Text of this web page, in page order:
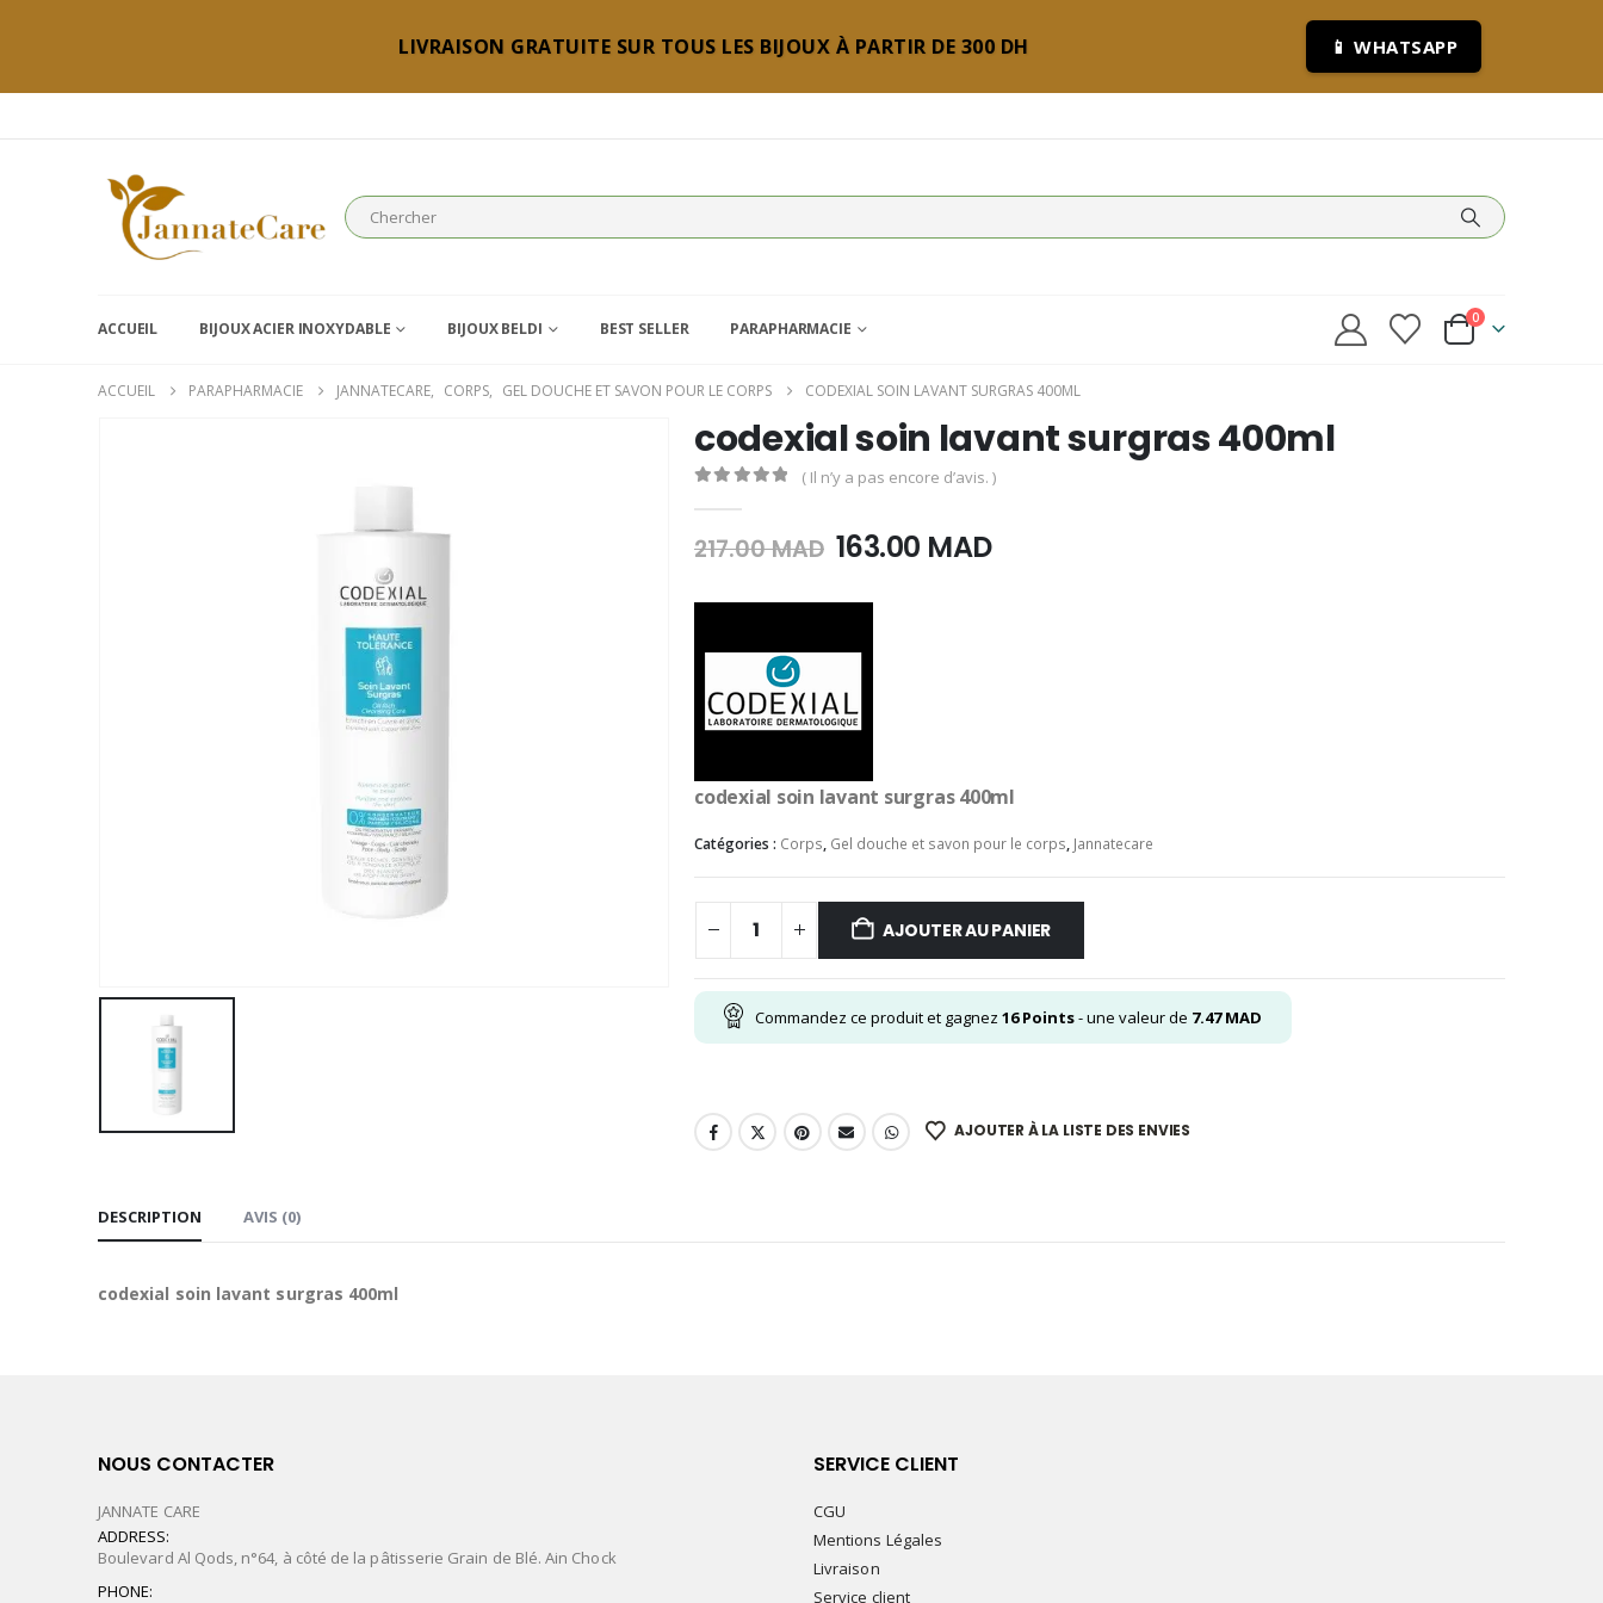
LIVRAISON GRATUITE SUR TOUS LES BIJOUX À PARTIR DE 300 DH 📱 WHATSAPP
ACCUEIL BIJOUX ACIER INOXYDABLE BIJOUX BELDI BEST SELLER PARAPHARMACIE
0
ACCUEIL PARAPHARMACIE JANNATECARE, CORPS, GEL DOUCHE ET SAVON POUR LE CORPS CODEXIAL SOIN LAVANT SURGRAS 400ML
codexial soin lavant surgras 400ml
( Il n’y a pas encore d’avis. )
217.00MAD Le
initial
217.00
MAD.
163.00 MADLe
codexial soin lavant surgras 400ml
Catégories : Corps, Gel douche et savon pour le corps, Jannatecare
AJOUTER AU PANIER
Commandez ce produit et gagnez 16Points- une valeur de 7.47MAD
AJOUTER À LA LISTE DES ENVIES
DESCRIPTION AVIS (0)
codexial soin lavant surgras 400ml
NOUS CONTACTER
JANNATE CARE
ADDRESS:
Boulevard Al Qods, n°64, à côté de la pâtisserie Grain de Blé. Ain Chock
PHONE:
SERVICE CLIENT
CGU
Mentions Légales
Livraison
Service client